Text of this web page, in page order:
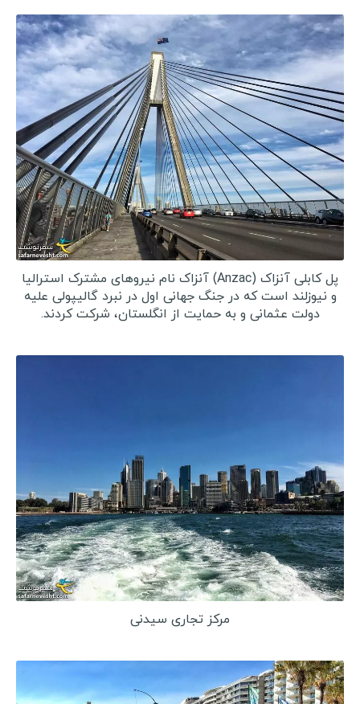
عراق
سفرنامه اروپا
رومانی
اوکراین
هلند
نروژ
صربستان
کرواسی
دانمارک
بلغارستان
بوسنی و هرزگوین
آلبانی
مقدونیه
کوزوو
سن مارینو
لیتوانی
مونته نگرو
مولداوی
پل کابلی آنزاک (Anzac) آنزاک نام نیروهای مشترک استرالیا
و نیوزلند است که در جنگ جهانی اول در نبرد گالیپولی علیه
دولت عثمانی و به حمایت از انگلستان، شرکت کردند.
مرکز تجاری سیدنی